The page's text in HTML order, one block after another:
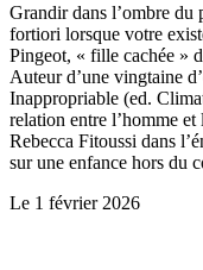
Grandir dans l’ombre du
fortiori lorsque votre
Pingeot, « fille cachée »
Auteur d’une vingtaine
Inappropriable (ed.
relation entre l’homme
Rebecca Fitoussi dans
sur une enfance hors du
Le 1 février 2026